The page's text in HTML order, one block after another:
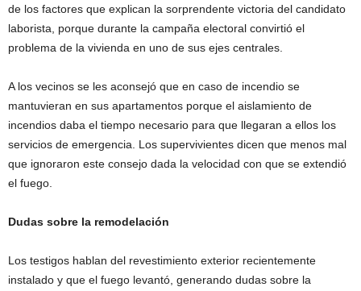
de los factores que explican la sorprendente victoria del candidato
laborista, porque durante la campaña electoral convirtió el
problema de la vivienda en uno de sus ejes centrales.
A los vecinos se les aconsejó que en caso de incendio se
mantuvieran en sus apartamentos porque el aislamiento de
incendios daba el tiempo necesario para que llegaran a ellos los
servicios de emergencia. Los supervivientes dicen que menos mal
que ignoraron este consejo dada la velocidad con que se extendió
el fuego.
Dudas sobre la remodelación
Los testigos hablan del revestimiento exterior recientemente
instalado y que el fuego levantó, generando dudas sobre la